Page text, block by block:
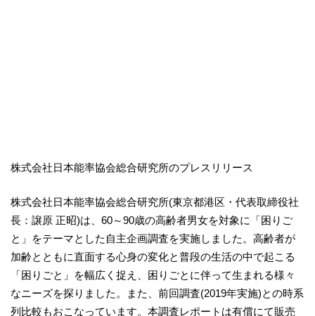
株式会社日本能率協会総合研究所のプレスリリース
株式会社日本能率協会総合研究所(東京都港区・代表取締役社
長：譲原 正昭)は、60～90歳の高齢者男女を対象に「困りご
と」をテーマとした自主企画調査を実施しました。高齢者が
加齢とともに直面する心身の変化と普段の生活の中で起こる
「困りごと」を幅広く捉え、困りごとに伴って生まれる様々
なニーズを探りました。また、前回調査(2019年実施)との時系
列比較もおこなっています。本調査レポートは有償にて販売